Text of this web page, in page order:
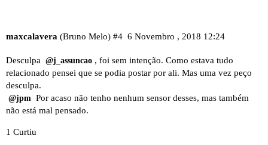
maxcalavera (Bruno Melo) 6 Novembro , 2018 12:24
#4
Desculpa @j_assuncao , foi sem intenção. Como estava tudo
relacionado pensei que se podia postar por ali. Mas uma vez peço
desculpa.
@jpm Por acaso não tenho nenhum sensor desses, mas também
não está mal pensado.
1 Curtiu